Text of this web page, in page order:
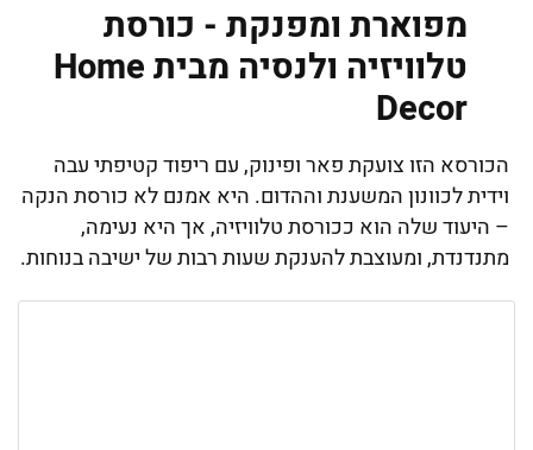
מפוארת ומפנקת - כורסת
טלוויזיה ולנסיה מבית Home
Decor
הכורסא הזו צועקת פאר ופינוק, עם ריפוד קטיפתי עבה
וידית לכוונון המשענת וההדום. היא אמנם לא כורסת הנקה
– היעוד שלה הוא ככורסת טלוויזיה, אך היא נעימה,
מתנדנדת, ומעוצבת להענקת שעות רבות של ישיבה בנוחות.